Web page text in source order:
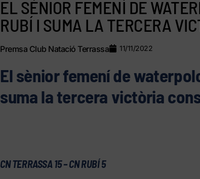
EL SÈNIOR FEMENÍ DE
RUBÍ I SUMA LA TERCERA
Premsa Club Natació Terrassa 11/11/2022
El sènior femení de
suma la tercera victòria
CN TERRASSA 15 – CN RUBÍ 5